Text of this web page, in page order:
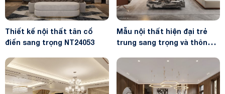
Thiết kế nội thất tân cổ
điển sang trọng NT24053
Mẫu nội thất hiện đại trẻ
trung sang trọng và thông